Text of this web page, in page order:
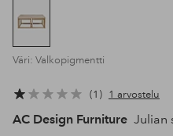
Väri: Valkopigmentti
1 1 arvostelu
AC Design Furniture Julian